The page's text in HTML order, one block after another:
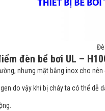
đèn bể bơi UL –
nhưng mặt bằng inox cho
do vậy khi bị cháy ta có thể dễ